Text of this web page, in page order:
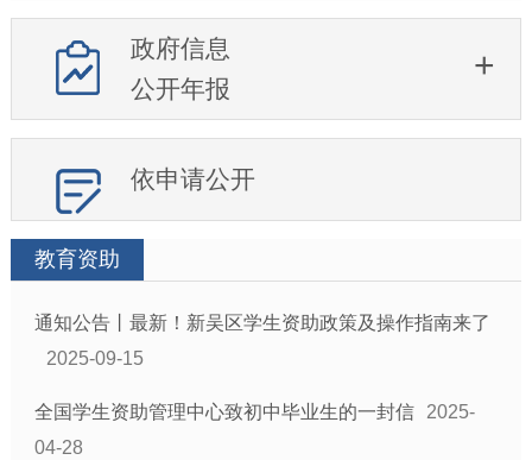
政府信息
公开年报
依申请公开
教育资助
通知公告丨最新！新吴区学生资助政策及操作指南来了
2025-09-15
全国学生资助管理中心致初中毕业生的一封信
2025-
04-28